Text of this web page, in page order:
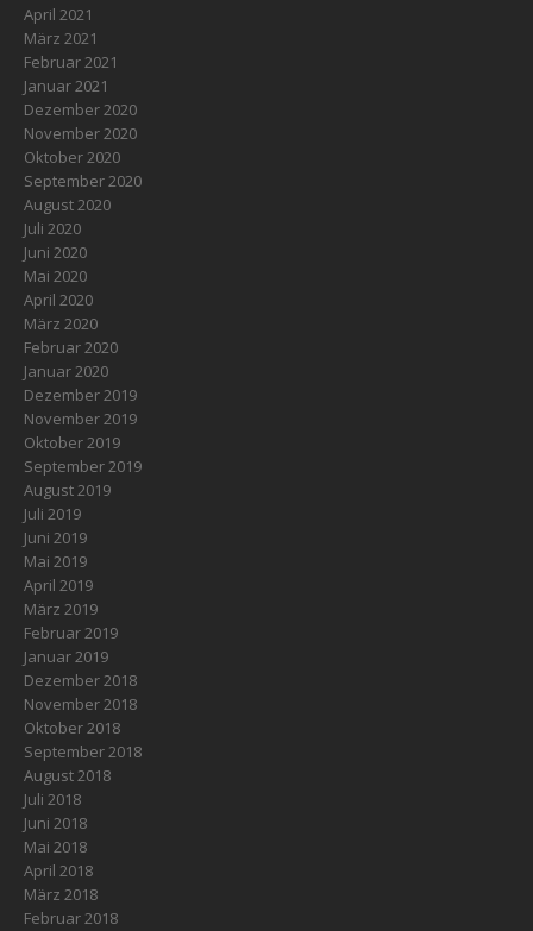
April 2021
März 2021
Februar 2021
Januar 2021
Dezember 2020
November 2020
Oktober 2020
September 2020
August 2020
Juli 2020
Juni 2020
Mai 2020
April 2020
März 2020
Februar 2020
Januar 2020
Dezember 2019
November 2019
Oktober 2019
September 2019
August 2019
Juli 2019
Juni 2019
Mai 2019
April 2019
März 2019
Februar 2019
Januar 2019
Dezember 2018
November 2018
Oktober 2018
September 2018
August 2018
Juli 2018
Juni 2018
Mai 2018
April 2018
März 2018
Februar 2018